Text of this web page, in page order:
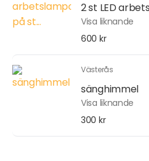
2 st LED
Visa liknande
600 kr
Västerås
sänghimmel
Visa liknande
300 kr